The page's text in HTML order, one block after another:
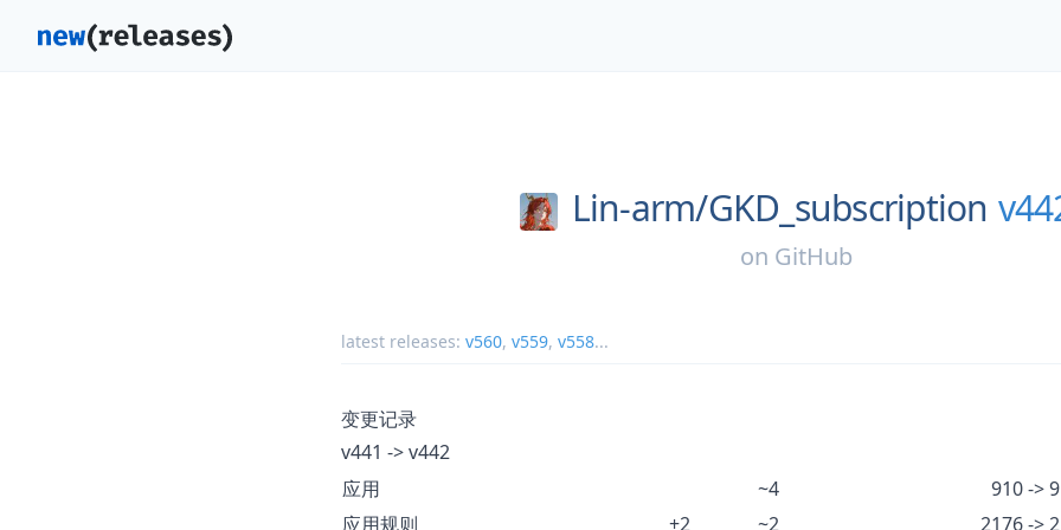
Lin-arm/GKD_subscription
on GitHub
latest releases: v560, v559, v558...
变更记录
v441 -> v442
应用
~4
910 ->
应用规则
+2 ~2 2176 ->